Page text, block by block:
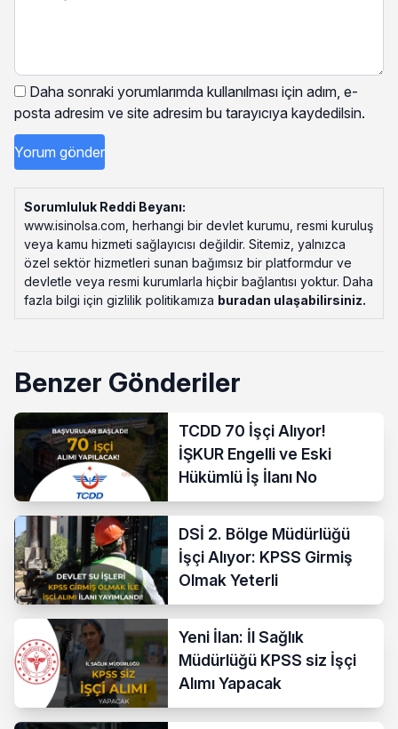
Daha sonraki yorumlarımda kullanılması için adım, e-
posta adresim ve site adresim bu tarayıcıya kaydedilsin.
Sorumluluk Reddi Beyanı:
www.isinolsa.com, herhangi bir devlet kurumu, resmi kuruluş
veya kamu hizmeti sağlayıcısı değildir. Sitemiz, yalnızca
özel sektör hizmetleri sunan bağımsız bir platformdur ve
devletle veya resmi kurumlarla hiçbir bağlantısı yoktur. Daha
fazla bilgi için gizlilik politikamıza buradan ulaşabilirsiniz.
Benzer Gönderiler
TCDD 70 İşçi Alıyor!
İŞKUR Engelli ve Eski
Hükümlü İş İlanı No
DSİ 2. Bölge Müdürlüğü
İşçi Alıyor: KPSS Girmiş
Olmak Yeterli
Yeni İlan: İl Sağlık
Müdürlüğü KPSS siz İşçi
Alımı Yapacak